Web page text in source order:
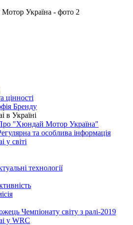
цінності
Бренду
в Україні
"Хюндай Мотор Україна"
та особлива інформація
у світі
технології
Чемпіонату світу з ралі-2019
у WRC